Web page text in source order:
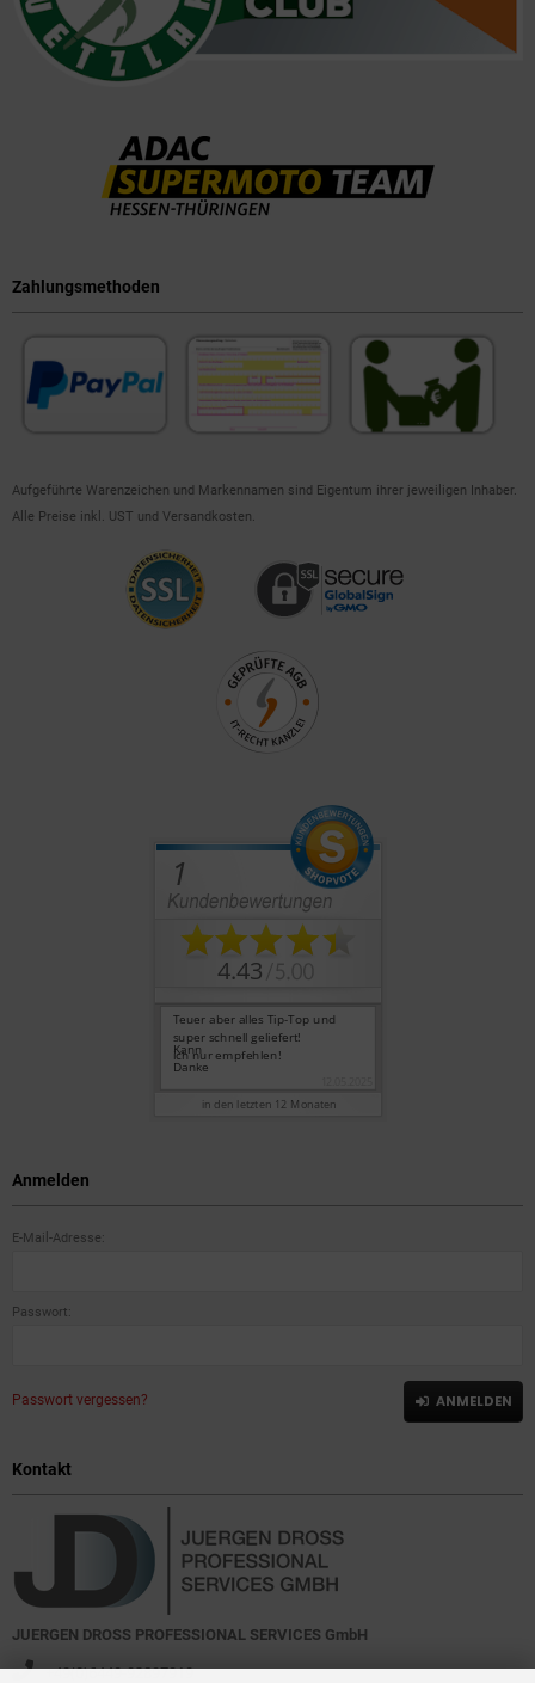
Zahlungsmethoden
Aufgeführte Warenzeichen und Markennamen sind Eigentum ihrer jeweiligen Inhaber.
Alle Preise inkl. UST und Versandkosten.
Anmelden
E-Mail-Adresse:
Passwort:
Passwort vergessen? ANMELDEN
Kontakt
JUERGEN DROSS PROFESSIONAL SERVICES GmbH
+49(0)6449-92897919